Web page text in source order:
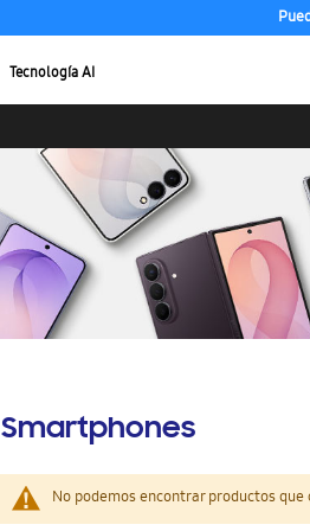
Tecnología AI
Smartphones
No podemos encontrar productos